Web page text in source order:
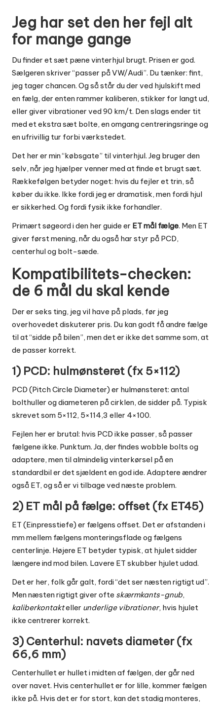
Jeg har set den her fejl alt
for mange gange
Du finder et sæt pæne vinterhjul brugt. Prisen er god.
Sælgeren skriver “passer på VW/Audi”. Du tænker: fint,
jeg tager chancen. Og så står du der ved hjulskift med
en fælg, der enten rammer kaliberen, stikker for langt ud,
eller giver vibrationer ved 90 km/t. Den slags ender tit
med et ekstra sæt bolte, en omgang centreringsringe og
en ufrivillig tur forbi værkstedet.
Det her er min “købsgate” til vinterhjul. Jeg bruger den
selv, når jeg hjælper venner med at finde et brugt sæt.
Rækkefølgen betyder noget: hvis du fejler et trin, så
køber du ikke. Ikke fordi jeg er dramatisk, men fordi hjul
er sikkerhed. Og fordi fysik ikke forhandler.
Primært søgeord i den her guide er ET mål fælge. Men ET
giver først mening, når du også har styr på PCD,
centerhul og bolt-sæde.
Kompatibilitets-checken:
de 6 mål du skal kende
Der er seks ting, jeg vil have på plads, før jeg
overhovedet diskuterer pris. Du kan godt få andre fælge
til at “sidde på bilen”, men det er ikke det samme som, at
de passer korrekt.
1) PCD: hulmønsteret (fx 5×112)
PCD (Pitch Circle Diameter) er hulmønsteret: antal
bolthuller og diameteren på cirklen, de sidder på. Typisk
skrevet som 5×112, 5×114,3 eller 4×100.
Fejlen her er brutal: hvis PCD ikke passer, så passer
fælgene ikke. Punktum. Ja, der findes wobble bolts og
adaptere, men til almindelig vinterkørsel på en
standardbil er det sjældent en god ide. Adaptere ændrer
også ET, og så er vi tilbage ved næste problem.
2) ET mål på fælge: offset (fx ET45)
ET (Einpresstiefe) er fælgens offset. Det er afstanden i
mm mellem fælgens monteringsflade og fælgens
centerlinje. Højere ET betyder typisk, at hjulet sidder
længere ind mod bilen. Lavere ET skubber hjulet udad.
Det er her, folk går galt, fordi “det ser næsten rigtigt ud”.
Men næsten rigtigt giver ofte skærmkants-gnub,
kaliberkontakteller underlige vibrationer, hvis hjulet
ikke centrerer korrekt.
3) Centerhul: navets diameter (fx
66,6 mm)
Centerhullet er hullet i midten af fælgen, der går ned
over navet. Hvis centerhullet er for lille, kommer fælgen
ikke på. Hvis det er for stort, kan det stadig monteres,